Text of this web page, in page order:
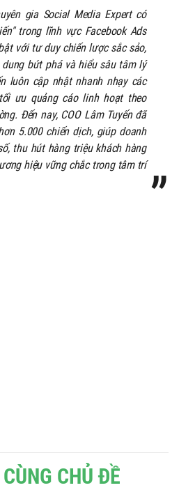
gia Social Media Expert có
trong lĩnh vực Facebook Ads
với tư duy chiến lược sắc sảo,
bứt phá và hiểu sâu tâm lý
luôn cập nhật nhanh nhạy các
ưu quảng cáo linh hoạt theo
Đến nay, COO Lâm Tuyến đã
5.000 chiến dịch, giúp doanh
thu hút hàng triệu khách hàng
hiệu vững chắc trong tâm trí
CHỦ ĐỀ